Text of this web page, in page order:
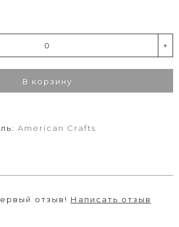
+
В корзину
American Crafts
отзыв! Написать отзыв